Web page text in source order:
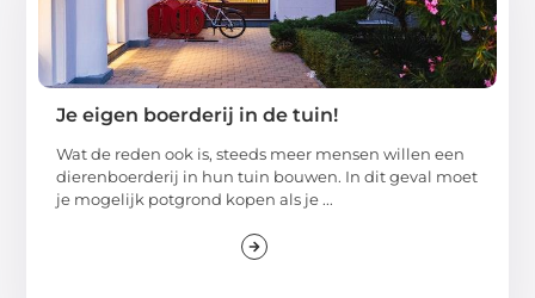
Je eigen boerderij in de tuin!
Wat de reden ook is, steeds meer mensen willen een
dierenboerderij in hun tuin bouwen. In dit geval moet
je mogelijk potgrond kopen als je ...